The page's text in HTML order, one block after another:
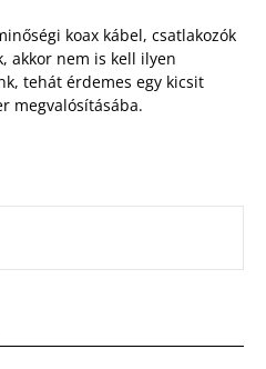
koax kábel, csatlakozók
akkor nem is kell ilyen
tehát érdemes egy kicsit
megvalósításába.